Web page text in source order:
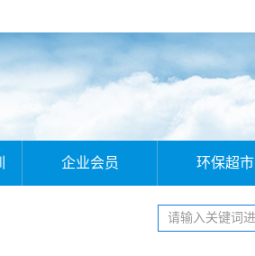
企业会员 环保超市